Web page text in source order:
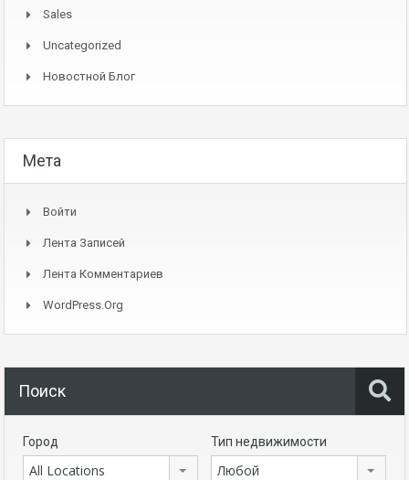
Sales
Uncategorized
Новостной Блог
Мета
Войти
Лента Записей
Лента Комментариев
WordPress.org
Поиск
Город
All Locations
Тип недвижимости
Любой